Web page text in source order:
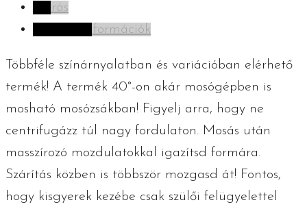
mennyiség
Leírás
További információk
Többféle színárnyalatban és variációban elérhető
termék! A termék 40°-on akár mosógépben is
mosható mosózsákban! Figyelj arra, hogy ne
centrifugázz túl nagy fordulaton. Mosás után
masszírozó mozdulatokkal igazítsd formára.
Szárítás közben is többször mozgasd át! Fontos,
hogy kisgyerek kezébe csak szülői felügyelettel